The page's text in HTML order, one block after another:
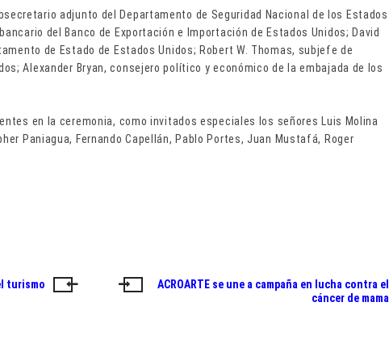
adjunto del Departamento de Seguridad Nacional de los Estados
del Banco de Exportación e Importación de Estados Unidos; David
de Estado de Estados Unidos; Robert W. Thomas, subjefe de
Alexander Bryan, consejero político y económico de la embajada de los
en la ceremonia, como invitados especiales los señores Luis Molina
Paniagua, Fernando Capellán, Pablo Portes, Juan Mustafá, Roger
turismo
ACROARTE se une a campaña en lucha contra el
cáncer de mama